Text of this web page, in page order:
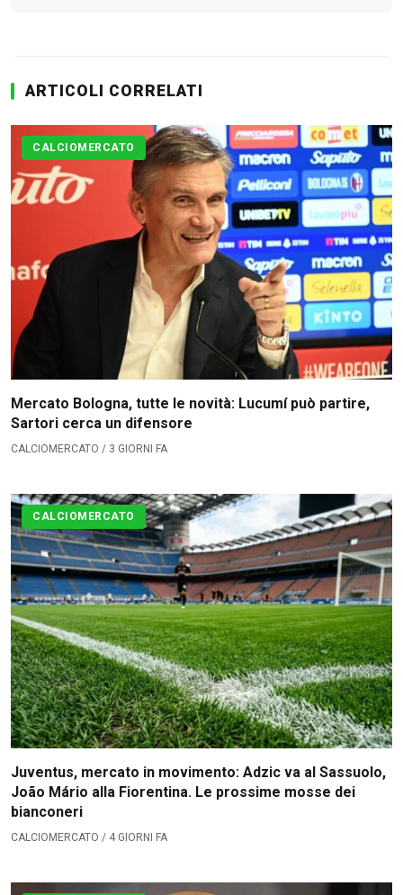
CLASSIFICA
Serie B
CLASSIFICA SERIE B
Contatti
Collabora con noi
La Redazione
→
ARTICOLI CORRELATI
CALCIOMERCATO
Mercato Bologna, tutte le novità: Lucumí può partire,
Sartori cerca un difensore
CALCIOMERCATO / 3 GIORNI FA
CALCIOMERCATO
Juventus, mercato in movimento: Adzic va al Sassuolo,
João Mário alla Fiorentina. Le prossime mosse dei
bianconeri
CALCIOMERCATO / 4 GIORNI FA